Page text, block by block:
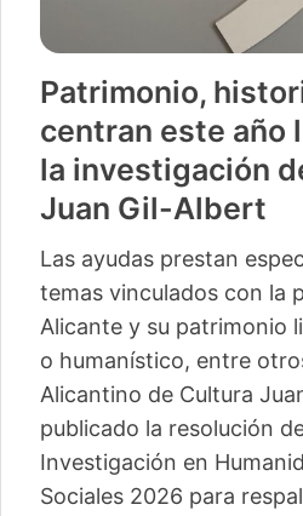
Patrimonio,
centran este año
la investigación
Juan Gil-Albert
Las ayudas prestan
temas vinculados con la
Alicante y su patrimonio
o humanístico, entre
Alicantino de Cultura
publicado la resolución
Investigación en
Sociales 2026 para